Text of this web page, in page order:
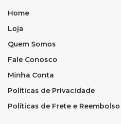
Home
Loja
Quem Somos
Fale Conosco
Minha Conta
Políticas de Privacidade
Políticas de Frete e Reembolso